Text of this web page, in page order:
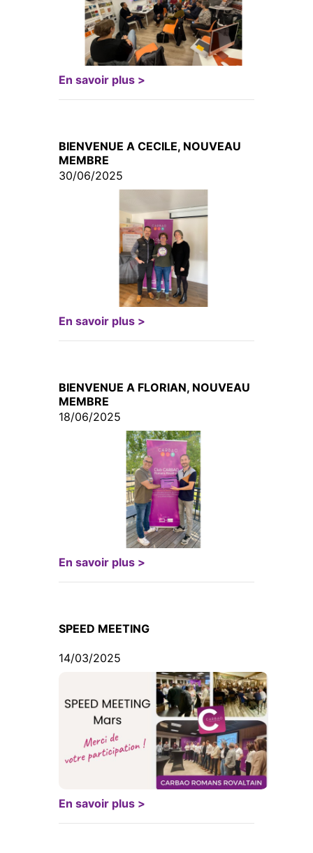
En savoir plus >
BIENVENUE A CECILE, NOUVEAU
MEMBRE
30/06/2025
En savoir plus >
BIENVENUE A FLORIAN, NOUVEAU
MEMBRE
18/06/2025
En savoir plus >
SPEED MEETING
14/03/2025
En savoir plus >